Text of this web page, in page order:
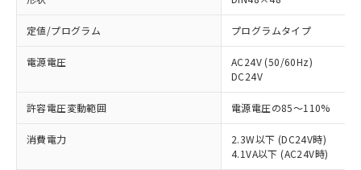
定値/プログラム プログラムタイプ
電源電圧
AC24V (50/60Hz)
DC24V
許容電圧変動範囲 電源電圧の85～110%
消費電力
2.3W以下 (DC24V時)
4.1VA以下 (AC24V時)